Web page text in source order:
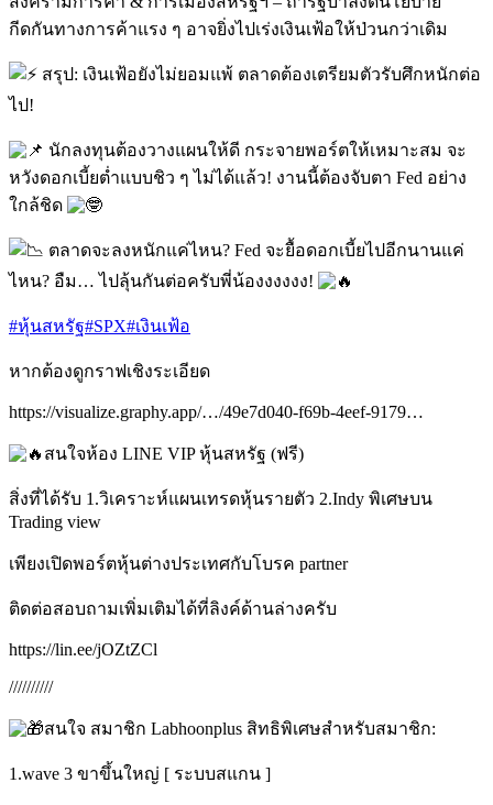
กีดกันทางการค้าแรง ๆ อาจยิ่งไปเร่งเงินเฟ้อให้ป่วนกว่าเดิม
สรุป: เงินเฟ้อยังไม่ยอมแพ้ ตลาดต้องเตรียมตัวรับศึกหนักต่อ
ไป!
นักลงทุนต้องวางแผนให้ดี กระจายพอร์ตให้เหมาะสม จะ
หวังดอกเบี้ยต่ำแบบชิว ๆ ไม่ได้แล้ว! งานนี้ต้องจับตา Fed อย่าง
ใกล้ชิด
ตลาดจะลงหนักแค่ไหน? Fed จะยื้อดอกเบี้ยไปอีกนานแค่
ไหน? อืม… ไปลุ้นกันต่อครับพี่น้องงงงงง!
#หุ้นสหรัฐ#SPX#เงินเฟ้อ
หากต้องดูกราฟเชิงระเอียด
https://visualize.graphy.app/…/49e7d040-f69b-4eef-9179…
สนใจห้อง LINE VIP หุ้นสหรัฐ (ฟรี)
สิ่งที่ได้รับ 1.วิเคราะห์แผนเทรดหุ้นรายตัว 2.Indy พิเศษบน
Trading view
เพียงเปิดพอร์ตหุ้นต่างประเทศกับโบรค partner
ติดต่อสอบถามเพิ่มเติมได้ที่ลิงค์ด้านล่างครับ
https://lin.ee/jOZtZCl
//////////
สนใจ สมาชิก Labhoonplus สิทธิพิเศษสำหรับสมาชิก:
1.wave 3 ขาขึ้นใหญ่ [ ระบบสแกน ]